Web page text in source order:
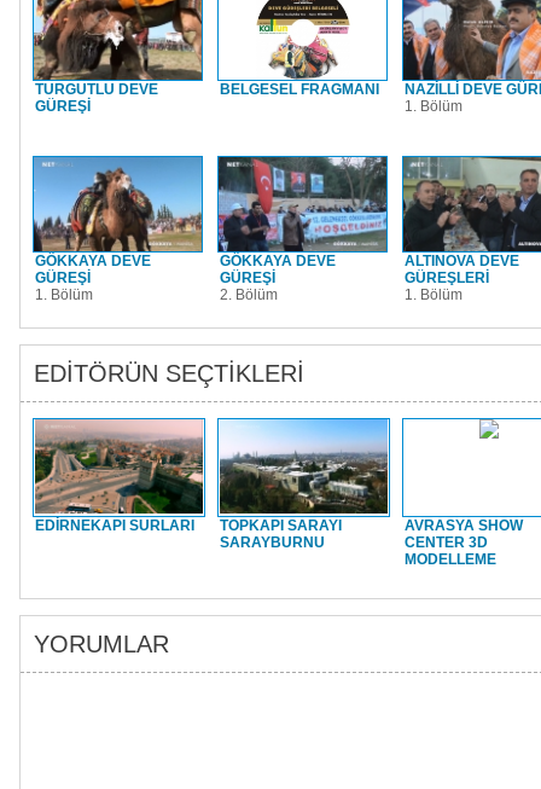
TURGUTLU DEVE
GÜREŞİ
BELGESEL FRAGMANI
NAZİLLİ DEVE
1. Bölüm
GÖKKAYA DEVE
GÜREŞİ
1. Bölüm
GÖKKAYA DEVE
GÜREŞİ
2. Bölüm
ALTINOVA DEVE
GÜREŞLERİ
1. Bölüm
EDİTÖRÜN SEÇTİKLERİ
EDİRNEKAPI SURLARI
TOPKAPI SARAYI
SARAYBURNU
AVRASYA SHOW
CENTER 3D
MODELLEME
YORUMLAR